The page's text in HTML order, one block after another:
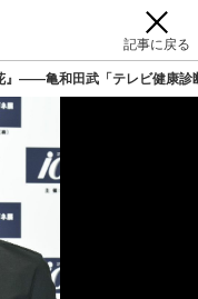
記事に戻る
』――亀和田武「テレビ健康診